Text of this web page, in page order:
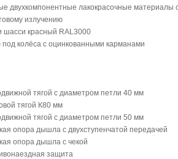
двухкомпонентные лакокрасочные материалы
излучению
шасси красный RAL3000
под колёса с оцинкованными карманами
тягой с диаметром петли 40 мм
тягой К80 мм
тягой с диаметром петли 50 мм
опора дышла с двухступенчатой передачей
опора дышла с чекой
защита